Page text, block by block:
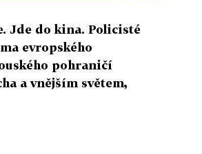
Jde do kina. Policisté
evropského
pohraničí
a vnějším světem,